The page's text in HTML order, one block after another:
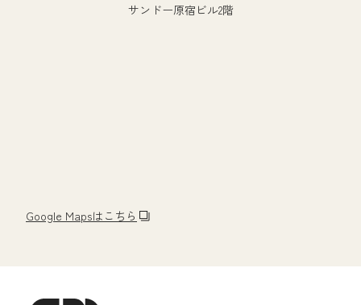
Google Mapsはこちら
サンドー原宿ビル2階